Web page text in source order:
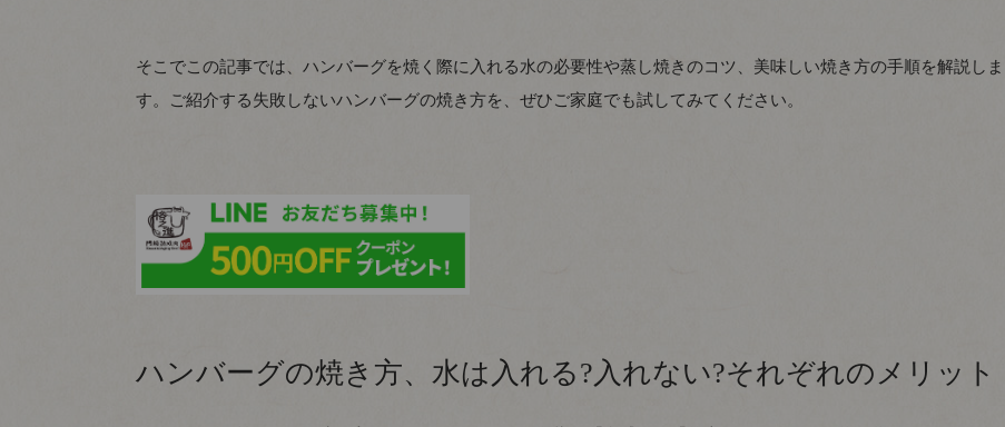
そこでこの記事では、ハンバーグを焼く際に入れる水の必要性や蒸し焼きのコツ、美味しい焼き方の手順を解説しま
す。ご紹介する失敗しないハンバーグの焼き方を、ぜひご家庭でも試してみてください。
ハンバーグの焼き方、水は入れる?入れない?それぞれのメリット